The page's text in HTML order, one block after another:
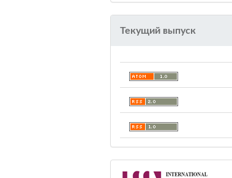
Текущий выпуск